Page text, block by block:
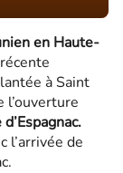
en Haute-
à Saint
l’ouverture
l’arrivée de